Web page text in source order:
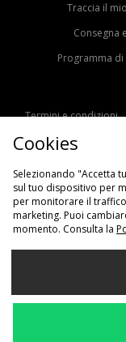
Traccia il
Consegna
Programma
Termini e condizioni
Cookies
Selezionando "Accetta
sul tuo dispositivo per
per monitorare il
marketing. Puoi
momento. Consulta la